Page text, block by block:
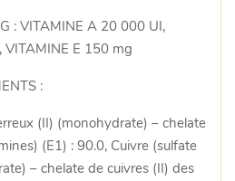
: VITAMINE A 20 000 UI,
E 150 mg
:
(II) (monohydrate) – chelate
(E1) : 90.0, Cuivre (sulfate
– chelate de cuivres (II) des